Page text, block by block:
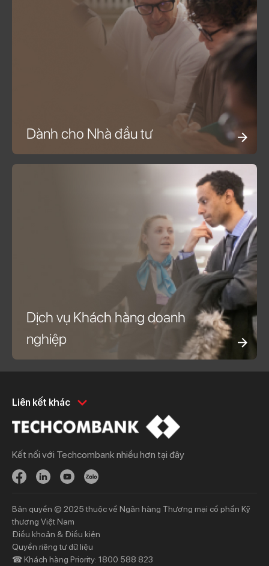
Dành cho Nhà đầu tư
Dịch vụ Khách hàng doanh
nghiệp
Liên kết khác
Khách hàng cá nhân
Tiết kiệm
Vay
Đầu tư
Ngân hàng trực tuyến
Thông tin mới
nghiệp
Quản trị hàng ngày
Vay
Bảo hiểm
Khách hàng ưu tiên Nhà đầu tư
Kết nối với Techcombank nhiều hơn tại đây
Bản quyền © 2025 thuộc về Ngân hàng Thương mại cổ phần Kỹ
thương Việt Nam
Điều khoản & Điều kiện
Quyền riêng tư dữ liệu
☎ Khách hàng Priority: 1800 588 823